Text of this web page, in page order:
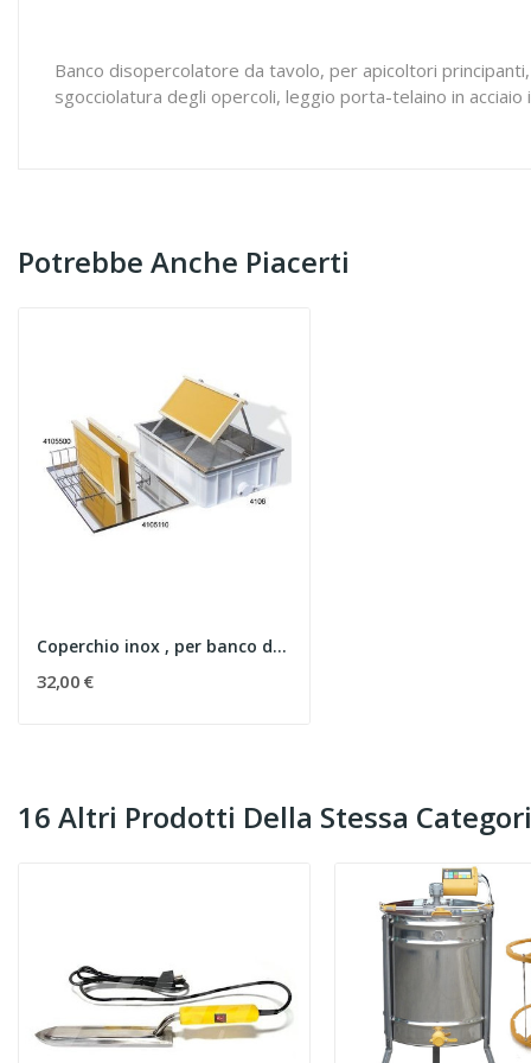
Banco disopercolatore da tavolo, per apicoltori
sgocciolatura degli opercoli, leggio porta-telaino in
Potrebbe Anche Piacerti
Coperchio inox , per banco da tavolo
32,00 €
16 Altri Prodotti Della Stessa